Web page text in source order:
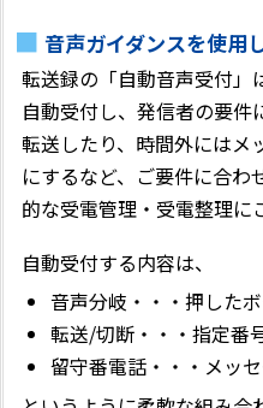
音声ガイダンスを使用
転送録の「自動音声受付」
自動受付し、発信者の要件
転送したり、時間外にはメ
にするなど、ご要件に合わ
的な受電管理・受電整理に
自動受付する内容は、
音声分岐・・・押した
転送/切断・・・指定番
留守番電話・・・メッ